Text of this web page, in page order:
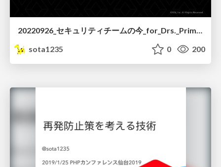
sota1235
0 200